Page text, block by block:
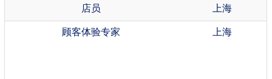
店员 上海
顾客体验专家 上海